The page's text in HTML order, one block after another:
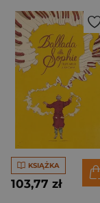
KSIĄŻKA
103,77 zł